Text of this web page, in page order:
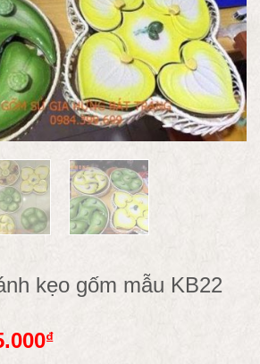
kẹo gốm mẫu KB22
₫